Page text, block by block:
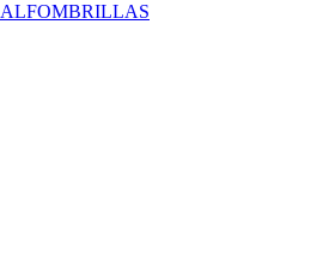
ALFOMBRILLAS